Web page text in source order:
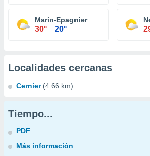
Marin-Epagnier
30° 20°
Localidades cercanas
Cernier (4.66 km)
Tiempo...
PDF
Más información